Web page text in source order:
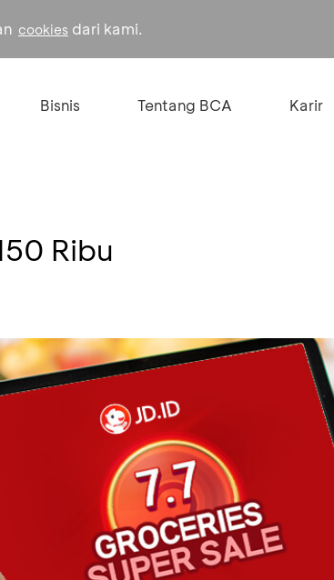
cookies dari kami.
Bisnis Tentang BCA Karir
Ribu